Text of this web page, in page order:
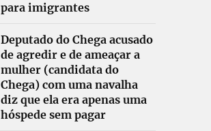
para imigrantes
Deputado do Chega acusado
de agredir e de ameaçar a
mulher (candidata do
Chega) com uma navalha
diz que ela era apenas uma
hóspede sem pagar